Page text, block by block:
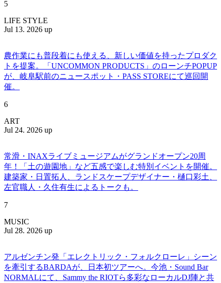
5
LIFE STYLE
Jul 13. 2026 up
農作業にも普段着にも使える、新しい価値を持ったプロダク
トを提案。「UNCOMMON PRODUCTS」のローンチPOPUP
が、岐阜駅前のニュースポット・PASS STOREにて巡回開
催。
6
ART
Jul 24. 2026 up
常滑・INAXライブミュージアムがグランドオープン20周
年！「土の遊園地」など五感で楽しむ特別イベントを開催。
建築家・日置拓人、ランドスケープデザイナー・樋口彩土、
左官職人・久住有生によるトークも。
7
MUSIC
Jul 28. 2026 up
アルゼンチン発「エレクトリック・フォルクローレ」シーン
を牽引するBARDAが、日本初ツアーへ。今池・Sound Bar
NORMALにて、Sammy the RIOTら多彩なローカルDJ陣と共